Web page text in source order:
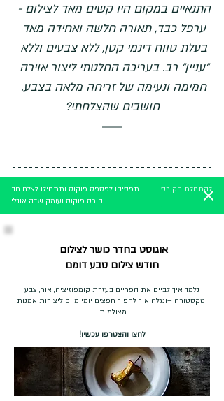
התנאיים במקום היו קשים מאד לצילום -
ערפל כבד, תאורה חלשה ואחידה מאד
בעלת טווח דינמי קטן, ללא צבעים וללא
"עניין" רב. בעריכה החלטתי ליצור אוירה
חמימה ונעימה של זריחה מלאה בצבע.
חושבים שהצלחתי?